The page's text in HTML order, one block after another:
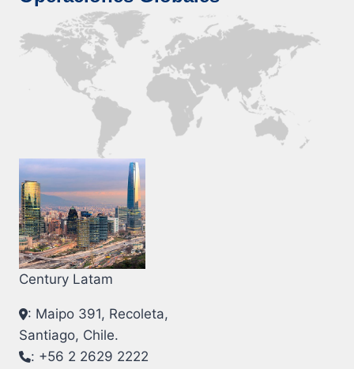
Century Latam
: Maipo 391, Recoleta,
Santiago, Chile.
: +56 2 2629 2222